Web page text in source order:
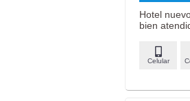
Hotel
bien
Celular